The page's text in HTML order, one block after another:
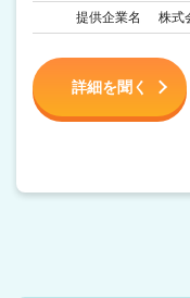
提供企業名 株式
詳細を聞く